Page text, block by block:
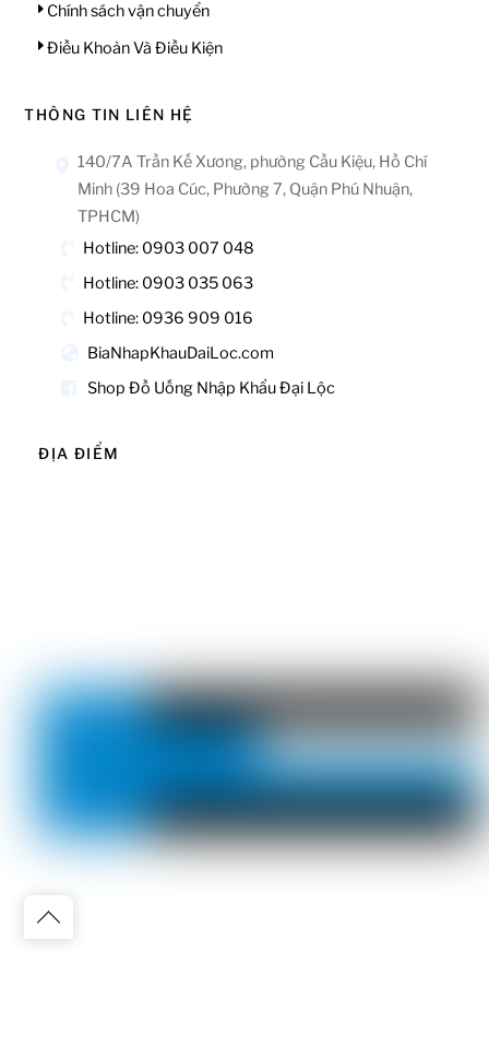
Chính sách vận chuyển
Điều Khoản Và Điều Kiện
THÔNG TIN LIÊN HỆ
140/7A Trần Kế Xương, phường Cầu Kiệu, Hồ Chí
Minh (39 Hoa Cúc, Phường 7, Quận Phú Nhuận,
TPHCM)
Hotline: 0903 007 048
Hotline: 0903 035 063
Hotline: 0936 909 016
BiaNhapKhauDaiLoc.com
Shop Đồ Uống Nhập Khẩu Đại Lộc
ĐỊA ĐIỂM
Back